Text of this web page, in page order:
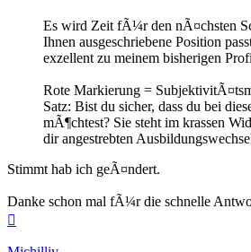
Es wird Zeit fÃ¼r den nÃ¤chsten
Ihnen ausgeschriebene Position
exzellent zu meinem bisherigen
Rote Markierung =
Satz: Bist du sicher, dass du bei
mÃ¶chtest? Sie steht im krassen
dir angestrebten
Stimmt hab ich geÃ¤ndert.
Danke schon mal fÃ¼r die schnelle